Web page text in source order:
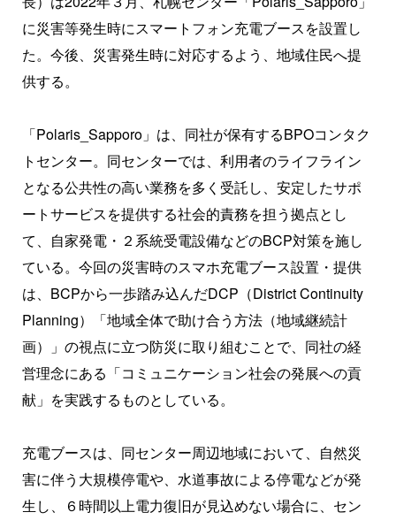
に災害等発生時にスマートフォン充電ブースを設置し
た。今後、災害発生時に対応するよう、地域住民へ提
供する。
「Polaris_Sapporo」は、同社が保有するBPOコンタク
トセンター。同センターでは、利用者のライフライン
となる公共性の高い業務を多く受託し、安定したサポ
ートサービスを提供する社会的責務を担う拠点とし
て、自家発電・２系統受電設備などのBCP対策を施し
ている。今回の災害時のスマホ充電ブース設置・提供
は、BCPから一歩踏み込んだDCP（District Continuity
Planning）「地域全体で助け合う方法（地域継続計
画）」の視点に立つ防災に取り組むことで、同社の経
営理念にある「コミュニケーション社会の発展への貢
献」を実践するものとしている。
充電ブースは、同センター周辺地域において、自然災
害に伴う大規模停電や、水道事故による停電などが発
生し、６時間以上電力復旧が見込めない場合に、セン